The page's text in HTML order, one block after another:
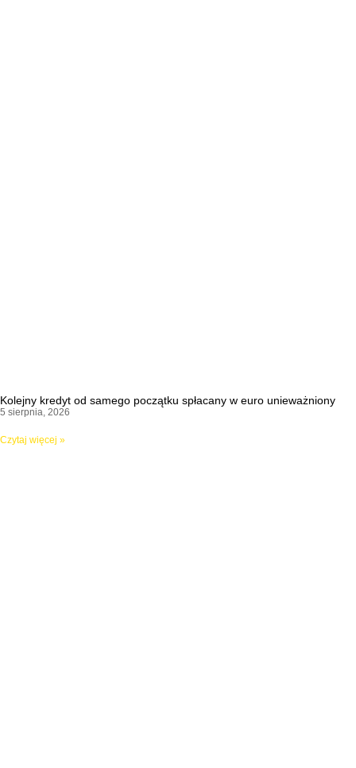
Kolejny kredyt od samego początku spłacany w euro unieważniony
5 sierpnia, 2026
Czytaj więcej »